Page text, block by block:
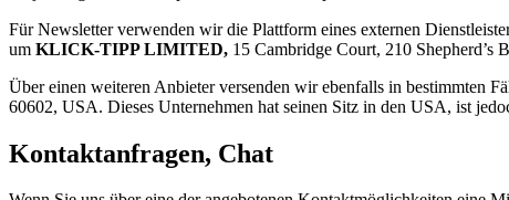
Für Newsletter verwenden wir die Plattform eines externen
um KLICK-TIPP LIMITED, 15 Cambridge Court, 210
Über einen weiteren Anbieter versenden wir ebenfalls in bestimmten
60602, USA. Dieses Unternehmen hat seinen Sitz in den USA, ist
Kontaktanfragen, Chat